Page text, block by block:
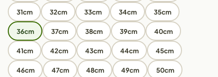
31cm 32cm 33cm 34cm 35cm
36cm 37cm 38cm 39cm 40cm
41cm 42cm 43cm 44cm 45cm
46cm 47cm 48cm 49cm 50cm